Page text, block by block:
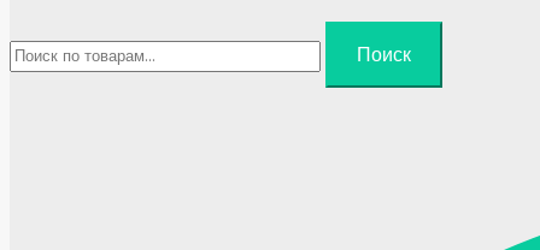
Искать:
Поиск